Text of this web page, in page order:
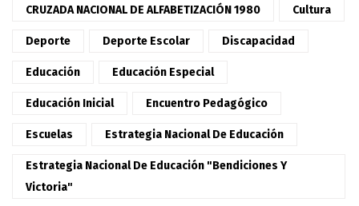
CRUZADA NACIONAL DE ALFABETIZACIÓN 1980 Cultura
Deporte Deporte Escolar Discapacidad
Educación Educación Especial
Educación Inicial Encuentro Pedagógico
Escuelas Estrategia Nacional De Educación
Estrategia Nacional De Educación "Bendiciones Y
Victoria"